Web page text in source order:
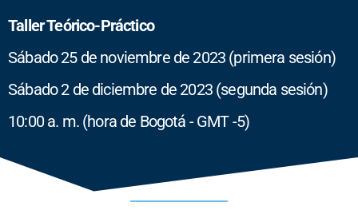
Taller Teórico-Práctico
Sábado 25 de noviembre de 2023 (primera sesión)
Sábado 2 de diciembre de 2023 (segunda sesión)
10:00 a. m. (hora de Bogotá - GMT -5)